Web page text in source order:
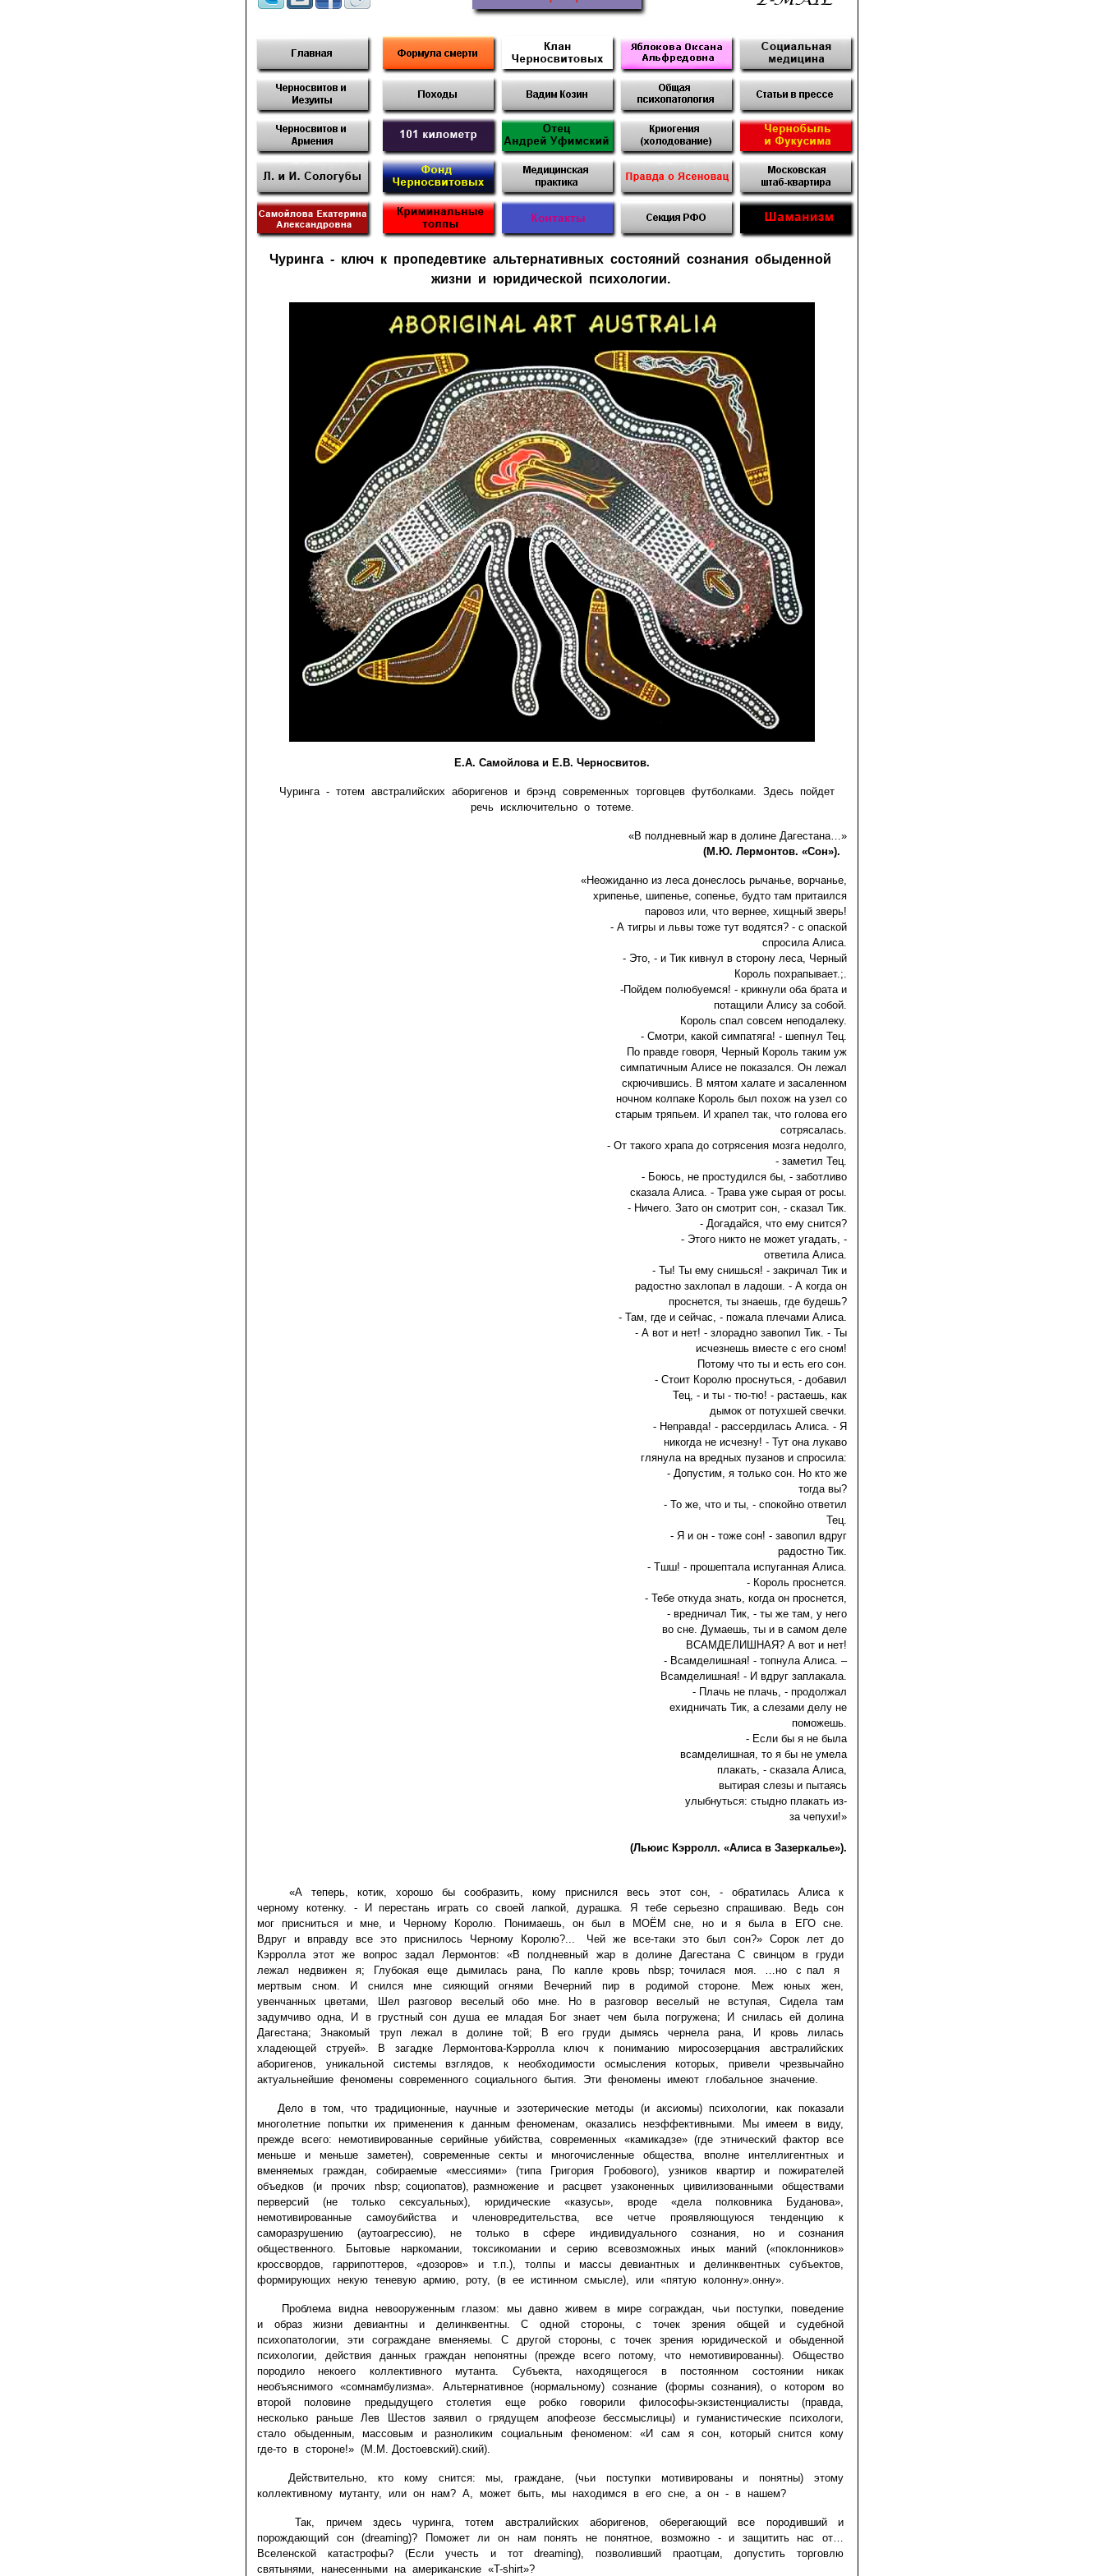
Чуринга - ключ к пропедевтике альтернативных состояний сознания обыденной
жизни и юридической психологии.
Е.А. Самойлова и Е.В. Черносвитов.
Чуринга - тотем австралийских аборигенов и брэнд современных торговцев футболками. Здесь пойдет
речь исключительно о тотеме.
«В полдневный жар в долине Дагестана…»
(М.Ю. Лермонтов. «Сон»).
«Неожиданно из леса донеслось рычанье, ворчанье,
хрипенье, шипенье, сопенье, будто там притаился
паровоз или, что вернее, хищный зверь!
- А тигры и львы тоже тут водятся? - с опаской
спросила Алиса.
- Это, - и Тик кивнул в сторону леса, Черный
Король похрапывает.;.
-Пойдем полюбуемся! - крикнули оба брата и
потащили Алису за собой.
Король спал совсем неподалеку.
- Смотри, какой симпатяга! - шепнул Тец.
По правде говоря, Черный Король таким уж
симпатичным Алисе не показался. Он лежал
скрючившись. В мятом халате и засаленном
ночном колпаке Король был похож на узел со
старым тряпьем. И храпел так, что голова его
сотрясалась.
- От такого храпа до сотрясения мозга недолго,
- заметил Тец.
- Боюсь, не простудился бы, - заботливо
сказала Алиса. - Трава уже сырая от росы.
- Ничего. Зато он смотрит сон, - сказал Тик.
- Догадайся, что ему снится?
- Этого никто не может угадать, -
ответила Алиса.
- Ты! Ты ему снишься! - закричал Тик и
радостно захлопал в ладоши. - А когда он
проснется, ты знаешь, где будешь?
- Там, где и сейчас, - пожала плечами Алиса.
- А вот и нет! - злорадно завопил Тик. - Ты
исчезнешь вместе с его сном!
Потому что ты и есть его сон.
- Стоит Королю проснуться, - добавил
Тец, - и ты - тю-тю! - растаешь, как
дымок от потухшей свечки.
- Неправда! - рассердилась Алиса. - Я
никогда не исчезну! - Тут она лукаво
глянула на вредных пузанов и спросила:
- Допустим, я только сон. Но кто же
тогда вы?
- То же, что и ты, - спокойно ответил
Тец.
- Я и он - тоже сон! - завопил вдруг
радостно Тик.
- Тшш! - прошептала испуганная Алиса.
- Король проснется.
- Тебе откуда знать, когда он проснется,
- вредничал Тик, - ты же там, у него
во сне. Думаешь, ты и в самом деле
ВСАМДЕЛИШНАЯ? А вот и нет!
- Всамделишная! - топнула Алиса. –
Всамделишная! - И вдруг заплакала.
- Плачь не плачь, - продолжал
ехидничать Тик, а слезами делу не
поможешь.
- Если бы я не была
всамделишная, то я бы не умела
плакать, - сказала Алиса,
вытирая слезы и пытаясь
улыбнуться: стыдно плакать из-
за чепухи!»
(Льюис Кэрролл. «Алиса в Зазеркалье»).
«А теперь, котик, хорошо бы сообразить, кому приснился весь этот сон, - обратилась Алиса к
черному котенку. - И перестань играть со своей лапкой, дурашка. Я тебе серьезно спрашиваю. Ведь сон
мог присниться и мне, и Черному Королю. Понимаешь, он был в МОЁМ сне, но и я была в ЕГО сне.
Вдруг и вправду все это приснилось Черному Королю?... Чей же все-таки это был сон?» Сорок лет до
Кэрролла этот же вопрос задал Лермонтов: «В полдневный жар в долине Дагестана С свинцом в груди
лежал недвижен я; Глубокая еще дымилась рана, По капле кровь nbsp; точилася моя. …но с пал я
мертвым сном. И снился мне сияющий огнями Вечерний пир в родимой стороне. Меж юных жен,
увенчанных цветами, Шел разговор веселый обо мне. Но в разговор веселый не вступая, Сидела там
задумчиво одна, И в грустный сон душа ее младая Бог знает чем была погружена; И снилась ей долина
Дагестана; Знакомый труп лежал в долине той; В его груди дымясь чернела рана, И кровь лилась
хладеющей струей». В загадке Лермонтова-Кэрролла ключ к пониманию миросозерцания австралийских
аборигенов, уникальной системы взглядов, к необходимости осмысления которых, привели чрезвычайно
актуальнейшие феномены современного социального бытия. Эти феномены имеют глобальное значение.
Дело в том, что традиционные, научные и эзотерические методы (и аксиомы) психологии, как показали
многолетние попытки их применения к данным феноменам, оказались неэффективными. Мы имеем в виду,
прежде всего: немотивированные серийные убийства, современных «камикадзе» (где этнический фактор все
меньше и меньше заметен), современные секты и многочисленные общества, вполне интеллигентных и
вменяемых граждан, собираемые «мессиями» (типа Григория Гробового), узников квартир и пожирателей
объедков (и прочих nbsp; социопатов), размножение и расцвет узаконенных цивилизованными обществами
перверсий (не только сексуальных), юридические «казусы», вроде «дела полковника Буданова»,
немотивированные самоубийства и членовредительства, все четче проявляющуюся тенденцию к
саморазрушению (аутоагрессию), не только в сфере индивидуального сознания, но и сознания
общественного. Бытовые наркомании, токсикомании и серию всевозможных иных маний («поклонников»
кроссвордов, гаррипоттеров, «дозоров» и т.п.), толпы и массы девиантных и делинквентных субъектов,
формирующих некую теневую армию, роту, (в ее истинном смысле), или «пятую колонну».онну».
Проблема видна невооруженным глазом: мы давно живем в мире сограждан, чьи поступки, поведение
и образ жизни девиантны и делинквентны. С одной стороны, с точек зрения общей и судебной
психопатологии, эти сограждане вменяемы. С другой стороны, с точек зрения юридической и обыденной
психологии, действия данных граждан непонятны (прежде всего потому, что немотивированны). Общество
породило некоего коллективного мутанта. Субъекта, находящегося в постоянном состоянии никак
необъяснимого «сомнамбулизма». Альтернативное (нормальному) сознание (формы сознания), о котором во
второй половине предыдущего столетия еще робко говорили философы-экзистенциалисты (правда,
несколько раньше Лев Шестов заявил о грядущем апофеозе бессмыслицы) и гуманистические психологи,
стало обыденным, массовым и разноликим социальным феноменом: «И сам я сон, который снится кому
где-то в стороне!» (М.М. Достоевский).ский).
Действительно, кто кому снится: мы, граждане, (чьи поступки мотивированы и понятны) этому
коллективному мутанту, или он нам? А, может быть, мы находимся в его сне, а он - в нашем?
Так, причем здесь чуринга, тотем австралийских аборигенов, оберегающий все породивший и
порождающий сон (dreaming)? Поможет ли он нам понять не понятное, возможно - и защитить нас от…
Вселенской катастрофы? (Если учесть и тотdreaming), позволивший праотцам, допустить торговлю
святынями, нанесенными на американские «T-shirt»?